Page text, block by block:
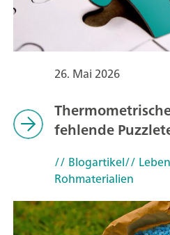
26. Mai 2026
fehlende
// Blogartikel//
Rohmaterialien